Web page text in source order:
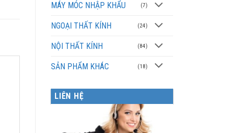
MÁY MÓC NHẬP KHẨU (7)
NGOẠI THẤT KÍNH (24)
NỘI THẤT KÍNH (84)
SẢN PHẨM KHÁC (18)
LIÊN HỆ